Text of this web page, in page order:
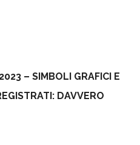
– SIMBOLI GRAFICI E
DAVVERO